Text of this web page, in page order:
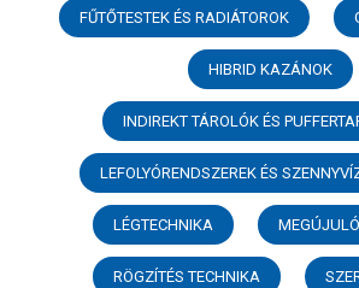
FŰTŐTESTEK ÉS RADIÁTOROK
HIBRID KAZÁNOK
INDIREKT TÁROLÓK ÉS
LEFOLYÓRENDSZEREK ÉS
LÉGTECHNIKA
RÖGZÍTÉS TECHNIKA